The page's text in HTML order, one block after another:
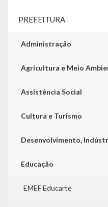
PREFEITURA
Administração
Agricultura e Meio
Assistência Social
Cultura e Turismo
Desenvolvimento,
Educação
EMEF Educarte